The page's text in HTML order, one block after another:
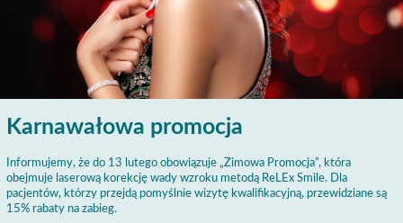
Karnawałowa promocja
Informujemy, że do 13 lutego obowiązuje „Zimowa Promocja”, która
obejmuje laserową korekcję wady wzroku metodą ReLEx Smile. Dla
pacjentów, którzy przejdą pomyślnie wizytę kwalifikacyjną, przewidziane są
15% rabaty na zabieg.